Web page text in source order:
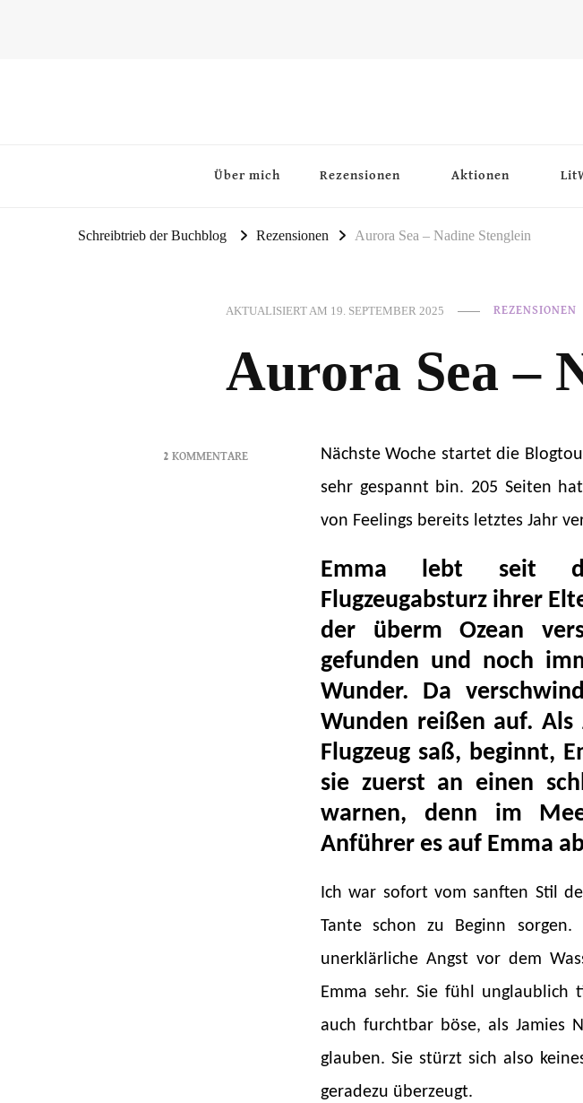
Über mich Rezensionen Aktionen
Schreibtrieb der Buchblog Rezensionen Aurora Sea – Nadine Stenglein
AKTUALISIERT AM 19. SEPTEMBER 2025 REZENSIONEN
Aurora Sea –
2 KOMMENTARE
Nächste Woche startet die
sehr gespannt bin. 205 Seiten
von Feelings bereits letztes Jahr
Emma lebt seit
Flugzeugabsturz ihrer
der überm Ozean
gefunden und noch
Wunder. Da
Wunden reißen auf. Als
Flugzeug saß, beginnt,
sie zuerst an einen
warnen, denn im
Anführer es auf Emma
Ich war sofort vom sanften Stil
Tante schon zu Beginn
unerklärliche Angst vor dem
Emma sehr. Sie fühl
auch furchtbar böse, als Jamies
glauben. Sie stürzt sich also
geradezu überzeugt.